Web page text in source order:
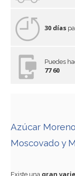
30 días
Puedes
77 60
Azúcar
Moscovado y
Existe una gran